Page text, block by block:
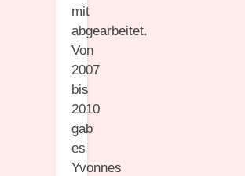
mit
abgearbeitet.
Von
2007
bis
2010
gab
es
Yvonnes